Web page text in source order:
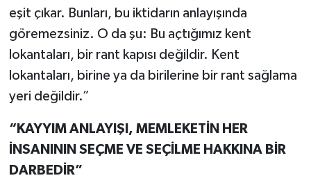
eşit çıkar. Bunları, bu iktidarın anlayışında
göremezsiniz. O da şu: Bu açtığımız kent
lokantaları, bir rant kapısı değildir. Kent
lokantaları, birine ya da birilerine bir rant sağlama
yeri değildir.”
“KAYYIM ANLAYIŞI, MEMLEKETİN HER
İNSANININ SEÇME VE SEÇİLME HAKKINA BİR
DARBEDİR”